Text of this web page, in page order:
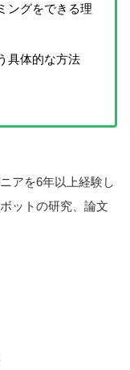
ングをできる理
具体的な方法
アを6年以上経験し
ットの研究、論文